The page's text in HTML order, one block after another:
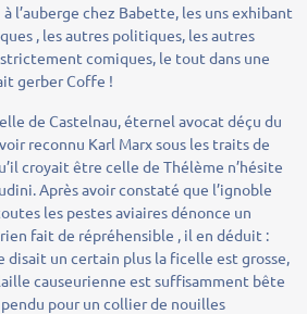
l’auberge chez Babette, les uns exhibant
, les autres politiques, les autres
comiques, le tout dans une
gerber Coffe !
de Castelnau, éternel avocat déçu du
reconnu Karl Marx sous les traits de
croyait être celle de Thélème n’hésite
Après avoir constaté que l’ignoble
les pestes aviaires dénonce un
fait de répréhensible , il en déduit :
un certain plus la ficelle est grosse,
causeurienne est suffisamment bête
pour un collier de nouilles